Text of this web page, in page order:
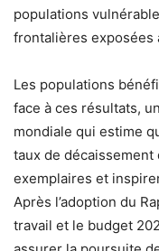
populations
frontalières exposées
Les populations
face à ces résultats,
mondiale qui estime
taux de
exemplaires et
Après l’adoption du
travail et le budget